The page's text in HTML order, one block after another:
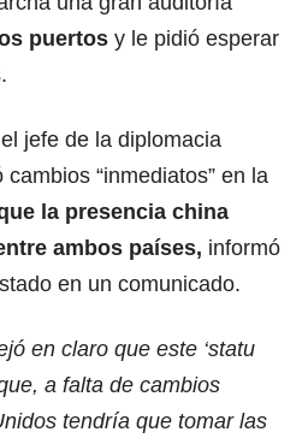
puertos y le pidió esperar
jefe de la diplomacia
“inmediatos” en la
la presencia china
ambos países, informó
en un comunicado.
en claro que este ‘statu
a falta de cambios
tendría que tomar las